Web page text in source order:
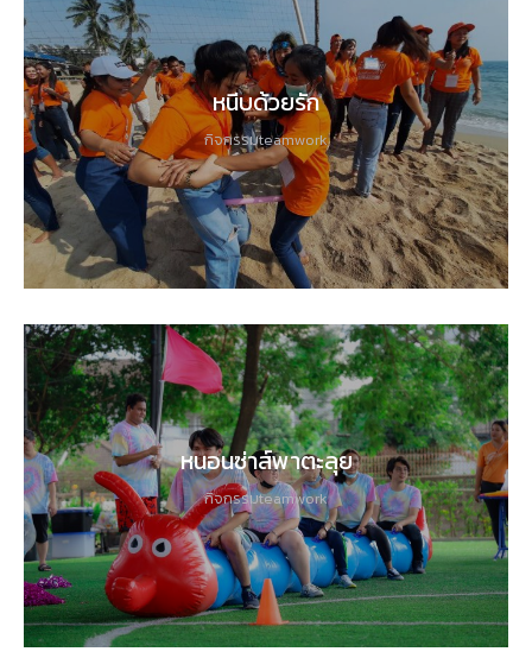
หนีบด้วยรัก
กิจกรรมteamwork
หนอนซ่าส์พาตะลุย
กิจกรรมteamwork